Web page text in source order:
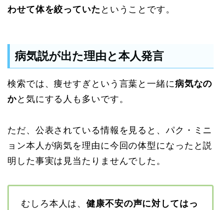
わせて体を絞っていた ということです。
病気説が出た理由と本人発言
検索では、痩せすぎという言葉と一緒に病気なの
かと気にする人も多いです。
ただ、公表されている情報を見ると、パク・ミニ
ョン本人が病気を理由に今回の体型になったと説
明した事実は見当たりませんでした。
むしろ本人は、健康不安の声に対してはっ